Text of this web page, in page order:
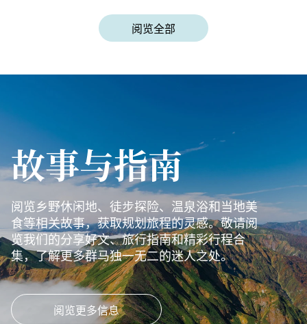
阅览全部
故事与指南
阅览乡野休闲地、徒步探险、温泉浴和当地美
食等相关故事，获取规划旅程的灵感。敬请阅
览我们的分享好文、旅行指南和精彩行程合
集，了解更多群马独一无二的迷人之处。
阅览更多信息